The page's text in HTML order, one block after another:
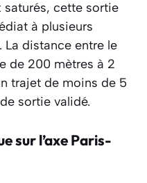
cette sortie
à plusieurs
distance entre le
de 200 mètres à 2
trajet de moins de 5
sortie validé.
sur l’axe Paris-